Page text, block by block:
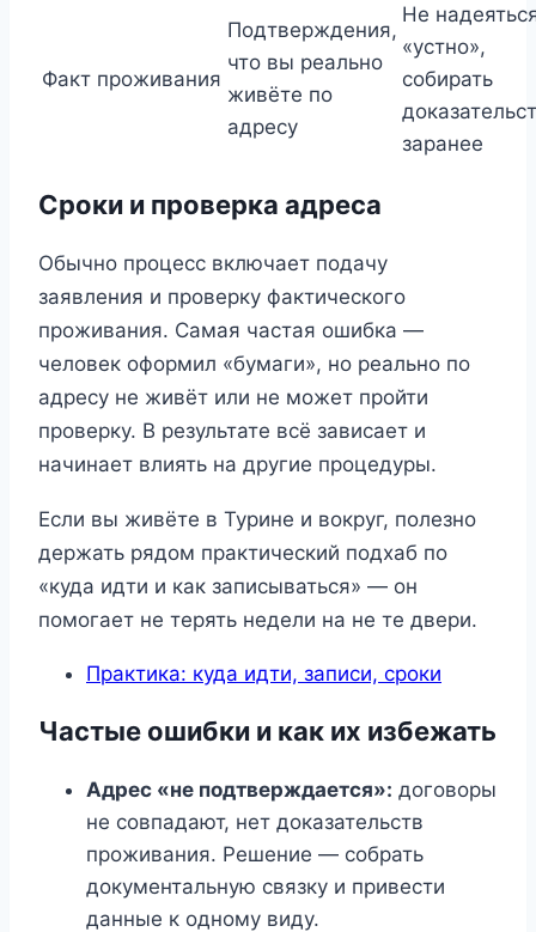
Факт проживания
Подтверждения,
что вы реально
живёте по
адресу
Не
«устно»,
собирать
заранее
Сроки и проверка адреса
Обычно процесс включает подачу
заявления и проверку фактического
проживания. Самая частая ошибка —
человек оформил «бумаги», но реально по
адресу не живёт или не может пройти
проверку. В результате всё зависает и
начинает влиять на другие процедуры.
Если вы живёте в Турине и вокруг, полезно
держать рядом практический подхаб по
«куда идти и как записываться» — он
помогает не терять недели на не те двери.
Практика: куда идти, записи, сроки
Частые ошибки и как их избежать
Адрес «не подтверждается»: договоры
не совпадают, нет доказательств
проживания. Решение — собрать
документальную связку и привести
данные к одному виду.